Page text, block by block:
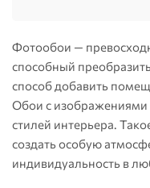
Фотообои —
способный
способ добавить
Обои с изображениями
стилей интерьера.
создать особую
индивидуальность в